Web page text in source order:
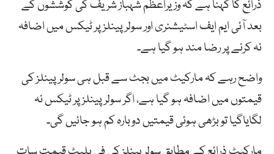
ذرائع کا کہنا ہے کہ وزیراعظم شہباز شریف کی کوششوں کے
بعد آئی ایم ایف اسٹیشنری اور سولر پینلز پر ٹیکس میں اضافہ
نہ کرنے پر رضا مند ہو گیا ہے۔
واضح رہے کہ مارکیٹ میں بجٹ سے قبل ہی سولر پینلز کی
قیمتوں میں اضافہ ہو گیا ہے، اگر سولر پینلز پر ٹیکس نہ
لگایاگیا تو بڑھی ہوئی قیمتیں دوبارہ کم ہو جائیں گی۔